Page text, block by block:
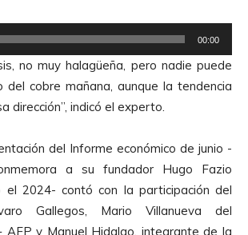
00:00
no muy halagüeña, pero nadie puede
del cobre mañana, aunque la tendencia
dirección”, indicó el experto.
del Informe económico de junio -
a su fundador Hugo Fazio
el 2024- contó con la participación del
Gallegos, Mario Villanueva del
AFP y Manuel Hidalgo, integrante de la